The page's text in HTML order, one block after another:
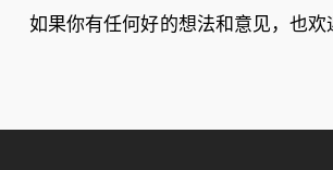
如果你有任何好的想法和意见，也